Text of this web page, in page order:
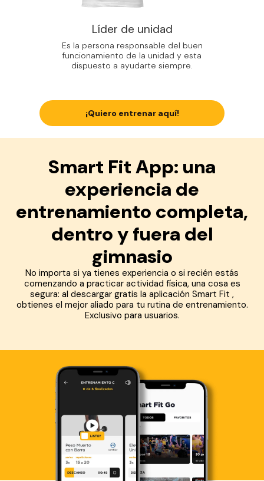
Líder de unidad
Es la persona responsable del buen
funcionamiento de la unidad y esta
dispuesto a ayudarte siempre.
¡Quiero entrenar aquí!
Smart Fit App: una
experiencia de
entrenamiento completa,
dentro y fuera del
gimnasio
No importa si ya tienes experiencia o si recién estás
comenzando a practicar actividad física, una cosa es
segura: al descargar gratis la aplicación Smart Fit ,
obtienes el mejor aliado para tu rutina de entrenamiento.
Exclusivo para usuarios.